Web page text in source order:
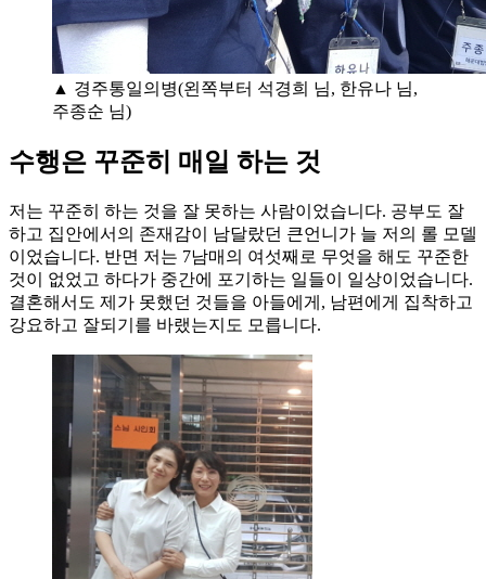
▲ 경주통일의병(왼쪽부터 석경희 님, 한유나 님,
주종순 님)
수행은 꾸준히 매일 하는 것
저는 꾸준히 하는 것을 잘 못하는 사람이었습니다. 공부도 잘
하고 집안에서의 존재감이 남달랐던 큰언니가 늘 저의 롤 모델
이었습니다. 반면 저는 7남매의 여섯째로 무엇을 해도 꾸준한
것이 없었고 하다가 중간에 포기하는 일들이 일상이었습니다.
결혼해서도 제가 못했던 것들을 아들에게, 남편에게 집착하고
강요하고 잘되기를 바랬는지도 모릅니다.